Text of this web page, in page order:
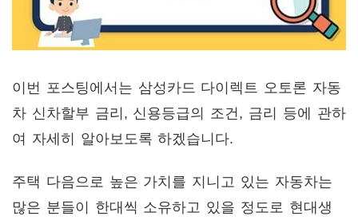
이번 포스팅에서는 삼성카드 다이렉트 오토론 자동
차 신차할부 금리, 신용등급의 조건, 금리 등에 관하
여 자세히 알아보도록 하겠습니다.
주택 다음으로 높은 가치를 지니고 있는 자동차는
많은 분들이 한대씩 소유하고 있을 정도로 현대생